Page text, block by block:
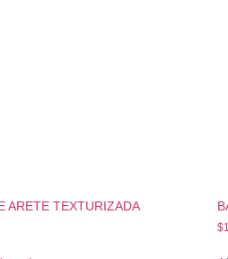
ARETE TEXTURIZADA
$